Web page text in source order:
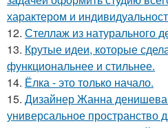
характером и
12. Стеллаж из натурального
13. Крутые идеи, которые
функциональнее и стильнее.
14. Ёлка - это только начало.
15. Дизайнер Жанна денишева
универсальное пространство